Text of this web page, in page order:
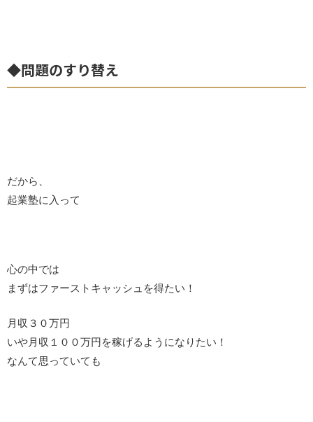
◆問題のすり替え
だから、
起業塾に入って
心の中では
まずはファーストキャッシュを得たい！
月収３０万円
いや月収１００万円を稼げるようになりたい！
なんて思っていても